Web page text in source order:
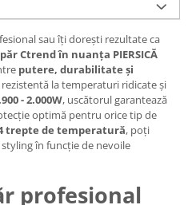
sau îți dorești rezultate ca
Ctrend în nuanța PIERSICĂ
putere, durabilitate și
rezistentă la temperaturi ridicate și
- 2.000W, uscătorul garantează
optimă pentru orice tip de
trepte de temperatură, poți
în funcție de nevoile
profesional